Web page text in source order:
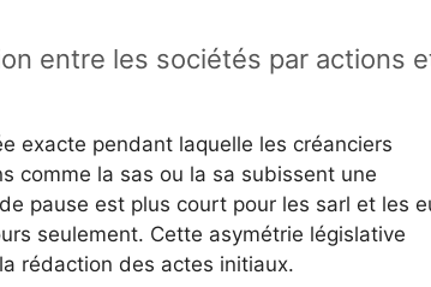
entre les sociétés par actions
exacte pendant laquelle les créanciers
comme la sas ou la sa subissent une
pause est plus court pour les sarl et les
seulement. Cette asymétrie législative
rédaction des actes initiaux.